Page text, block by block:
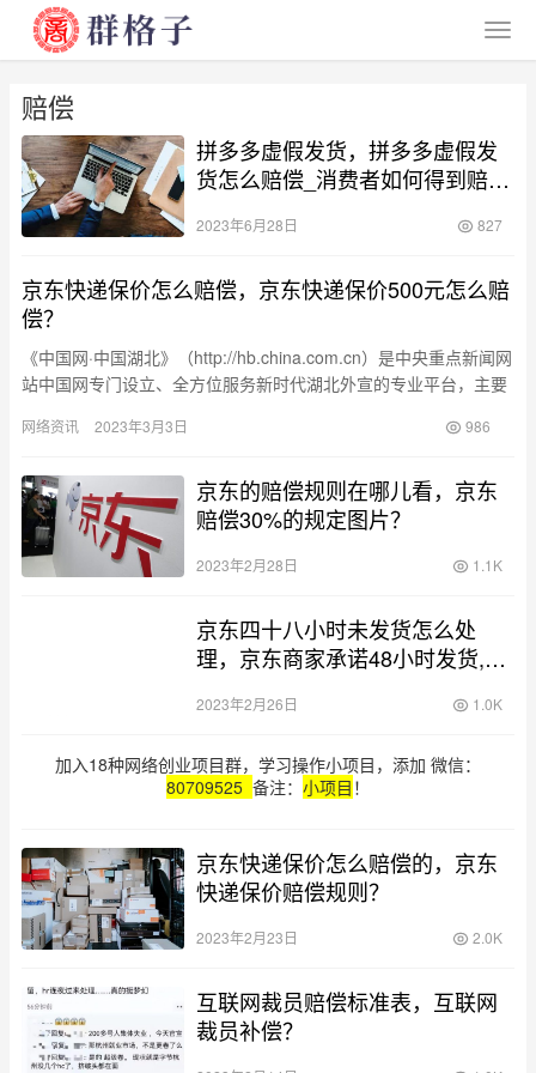
赔偿
拼多多虚假发货，拼多多虚假发
货怎么赔偿_消费者如何得到赔
2023年6月28日 827
京东快递保价怎么赔偿，京东快递保价500元怎么赔
偿？
《中国网·中国湖北》（http://hb.china.com.cn）是中央重点新闻网
站中国网专门设立、全方位服务新时代湖北外宣的专业平台，主要
网络资讯 2023年3月3日 986
京东的赔偿规则在哪儿看，京东
赔偿30%的规定图片？
2023年2月28日 1.1K
京东四十八小时未发货怎么处
理，京东商家承诺48小时发货,但
2023年2月26日 1.0K
加入18种网络创业项目群，学习操作小项目，添加 微信：
80709525 备注： 小项目 ！
京东快递保价怎么赔偿的，京东
快递保价赔偿规则？
2023年2月23日 2.0K
互联网裁员赔偿标准表，互联网
裁员补偿？